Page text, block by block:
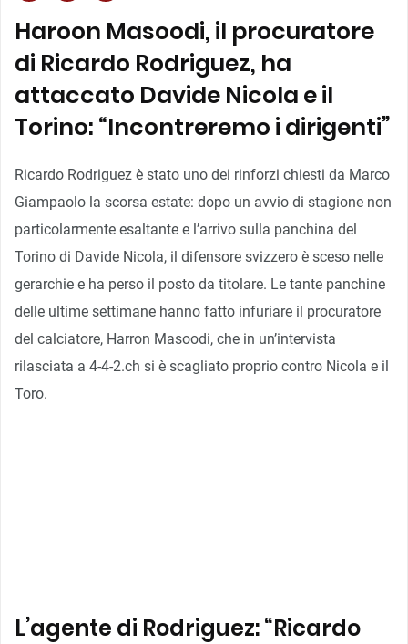
Haroon Masoodi, il procuratore
di Ricardo Rodriguez, ha
attaccato Davide Nicola e il
Torino: “Incontreremo i dirigenti”
Ricardo Rodriguez è stato uno dei rinforzi chiesti da Marco
Giampaolo la scorsa estate: dopo un avvio di stagione non
particolarmente esaltante e l’arrivo sulla panchina del
Torino di Davide Nicola, il difensore svizzero è sceso nelle
gerarchie e ha perso il posto da titolare. Le tante panchine
delle ultime settimane hanno fatto infuriare il procuratore
del calciatore, Harron Masoodi, che in un’intervista
rilasciata a 4-4-2.ch si è scagliato proprio contro Nicola e il
Toro.
L’agente di Rodriguez: “Ricardo